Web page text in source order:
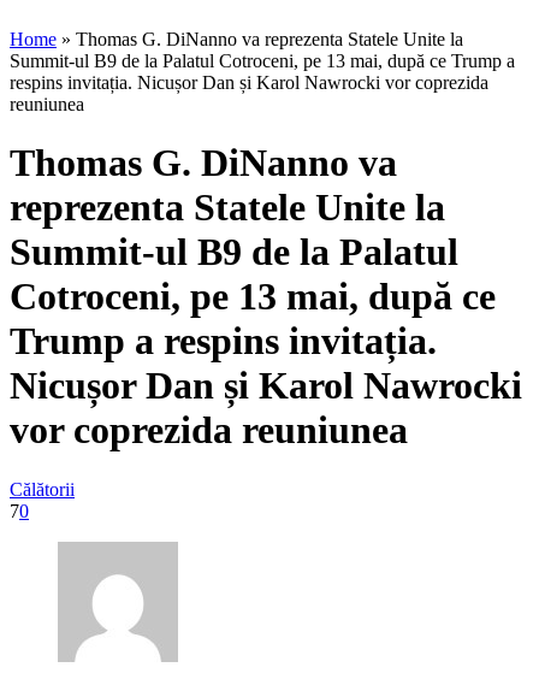
Home » Thomas G. DiNanno va reprezenta Statele Unite la
Summit-ul B9 de la Palatul Cotroceni, pe 13 mai, după ce Trump a
respins invitația. Nicușor Dan și Karol Nawrocki vor coprezida
reuniunea
Thomas G. DiNanno va
reprezenta Statele Unite la
Summit-ul B9 de la Palatul
Cotroceni, pe 13 mai, după ce
Trump a respins invitația.
Nicușor Dan și Karol Nawrocki
vor coprezida reuniunea
Călătorii
70